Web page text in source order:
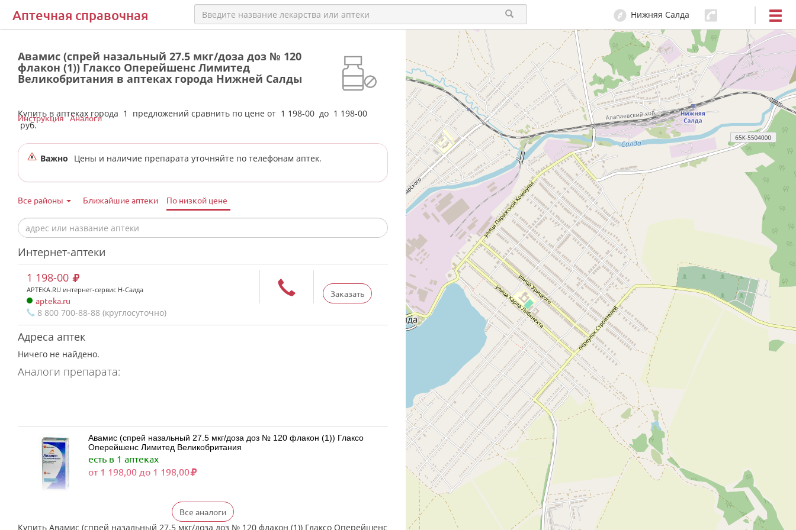
Аптечная справочная Нижняя Салда
Авамис (спрей назальный 27.5 мкг/доза доз № 120
флакон (1)) Глаксо Оперейшенс Лимитед
Великобритания в аптеках города Нижней Салды
Купить в аптеках города 1 предложений сравнить по цене от 1 198-00 до 1 198-00
руб.
Инструкция Аналоги
Важно Цены и наличие препарата уточняйте по телефонам аптек.
Все районы Ближайшие аптеки По низкой цене
Интернет-аптеки
Заказать
1 198-00
APTEKA.RU интернет-сервис Н-Салда
apteka.ru
8 800 700-88-88 (круглосуточно)
Адреса аптек
Ничего не найдено.
Аналоги препарата:
Авамис (спрей назальный 27.5 мкг/доза доз № 120 флакон (1)) Глаксо
Оперейшенс Лимитед Великобритания
есть в 1 аптеках
от 1 198,00 до 1 198,00
Флерзини (спрей назальный дозированный 27.5 мкг/доза доз № 120 фл.
(1)) Фармстандарт-Лексредства ОАО г. Курск Россия
Все аналоги
Купить Авамис (спрей назальный 27.5 мкг/доза доз № 120 флакон (1)) Глаксо Оперейшенс